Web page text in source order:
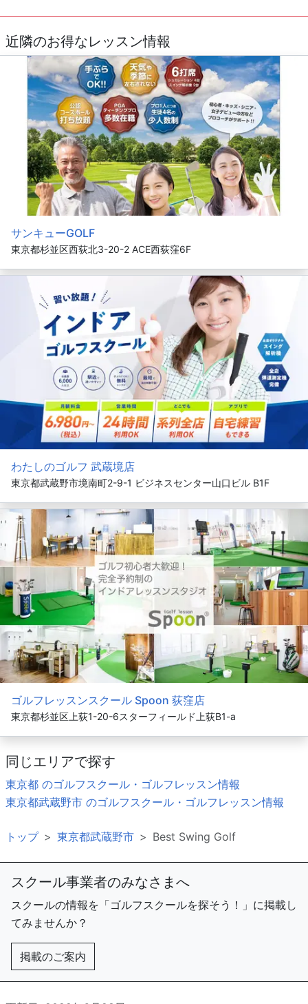
近隣のお得なレッスン情報
サンキューGOLF
東京都杉並区西荻北3-20-2 ACE西荻窪6F
わたしのゴルフ 武蔵境店
東京都武蔵野市境南町2-9-1 ビジネスセンター山口ビル B1F
ゴルフレッスンスクール Spoon 荻窪店
東京都杉並区上荻1-20-6スターフィールド上荻B1-a
同じエリアで探す
東京都 のゴルフスクール・ゴルフレッスン情報
東京都武蔵野市 のゴルフスクール・ゴルフレッスン情報
トップ 東京都武蔵野市 Best Swing Golf
スクール事業者のみなさまへ
スクールの情報を「ゴルフスクールを探そう！」に掲載し
てみませんか？
掲載のご案内